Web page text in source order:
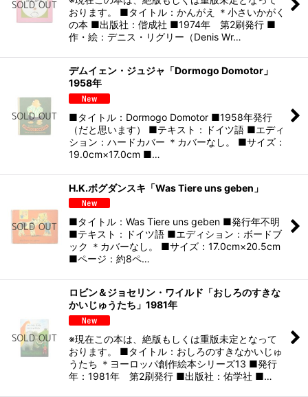
おります。 ■タイトル：かんがえ ＊小さいかがく
の本 ■出版社：偕成社 ■1974年 第2刷発行 ■
作・絵：デニス・リグリー（Denis Wr…
デムイェン・ジュジャ「Dormogo Domotor」
1958年
■タイトル：Dormogo Domotor ■1958年発行
（だと思います） ■テキスト：ドイツ語 ■エディ
ション：ハードカバー ＊カバーなし。 ■サイズ：
19.0cm×17.0cm ■…
H.K.ボグダンスキ「Was Tiere uns geben」
■タイトル：Was Tiere uns geben ■発行年不明
■テキスト：ドイツ語 ■エディション：ボードブ
ック ＊カバーなし。 ■サイズ：17.0cm×20.5cm
■ページ：約8ペ…
ロビン＆ジョセリン・ワイルド「おしろのすきな
かいじゅうたち」1981年
※現在この本は、絶版もしくは重版未定となって
おります。 ■タイトル：おしろのすきなかいじゅ
うたち ＊ヨーロッパ創作絵本シリーズ13 ■発行
年：1981年 第2刷発行 ■出版社：佑学社 ■…